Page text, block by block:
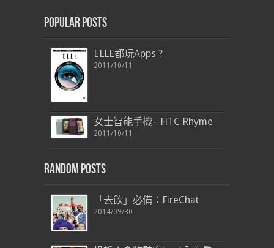
Popular Posts
ELLE都玩Apps ?
2011/10/11
女士智能手機– HTC Rhyme
2011/10/11
Random Posts
「去飲」必備：FireChat
2014/09/30